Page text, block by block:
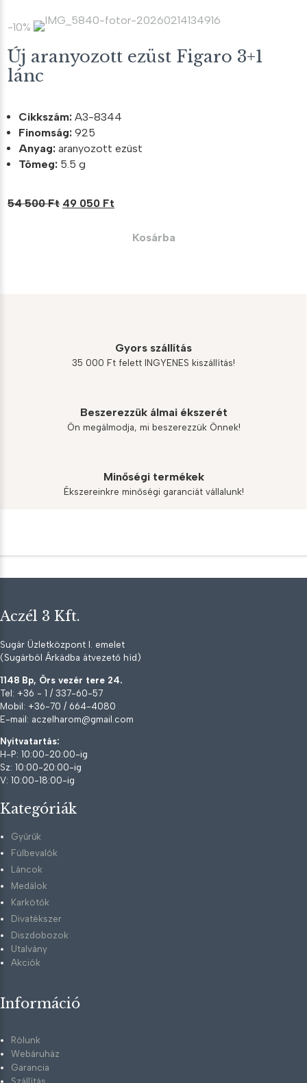
500 Ft.
950 Ft.
-10%
Új aranyozott ezüst Figaro 3+1
lánc
Cikkszám: A3-8344
Finomság: 925
Anyag: aranyozott ezüst
Tömeg: 5.5 g
54 500Ft Original
49 050 Ft
Kosárba
Gyors szállítás
35 000 Ft felett INGYENES kiszállítás!
Beszerezzük álmai ékszerét
Ön megálmodja, mi beszerezzük Önnek!
Minőségi termékek
Ékszereinkre minőségi garanciát vállalunk!
Aczél 3 Kft.
Sugár Üzletközpont I. emelet
(Sugárból Árkádba átvezető híd)
1148 Bp, Örs vezér tere 24.
Tel: +36 - 1 / 337-60-57
Mobil: +36-70 / 664-4080
E-mail: aczelharom@gmail.com
Nyitvatartás:
H-P: 10:00-20:00-ig
Sz: 10:00-20:00-ig
V: 10:00-18:00-ig
Kategóriák
Gyűrűk
Fülbevalók
Láncok
Medálok
Karkötők
Divatékszer
Diszdobozok
Utalvány
Akciók
Információ
Rólunk
Webáruház
Garancia